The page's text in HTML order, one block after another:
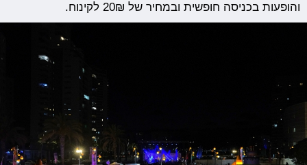
והופעות בכניסה חופשית ובמחיר של 20₪ לקינוח.